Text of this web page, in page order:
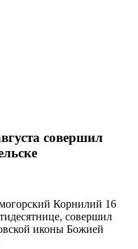
совершил
Корнилий 16
совершил
иконы Божией